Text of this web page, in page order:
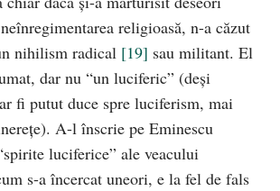
religioasă, n-a căzut
nihilism radical [19] sau militant. El
dar nu “un luciferic” (deşi
fi putut duce spre luciferism, mai
A-l înscrie pe Eminescu
luciferice” ale veacului
s-a încercat uneori, e la fel de fals